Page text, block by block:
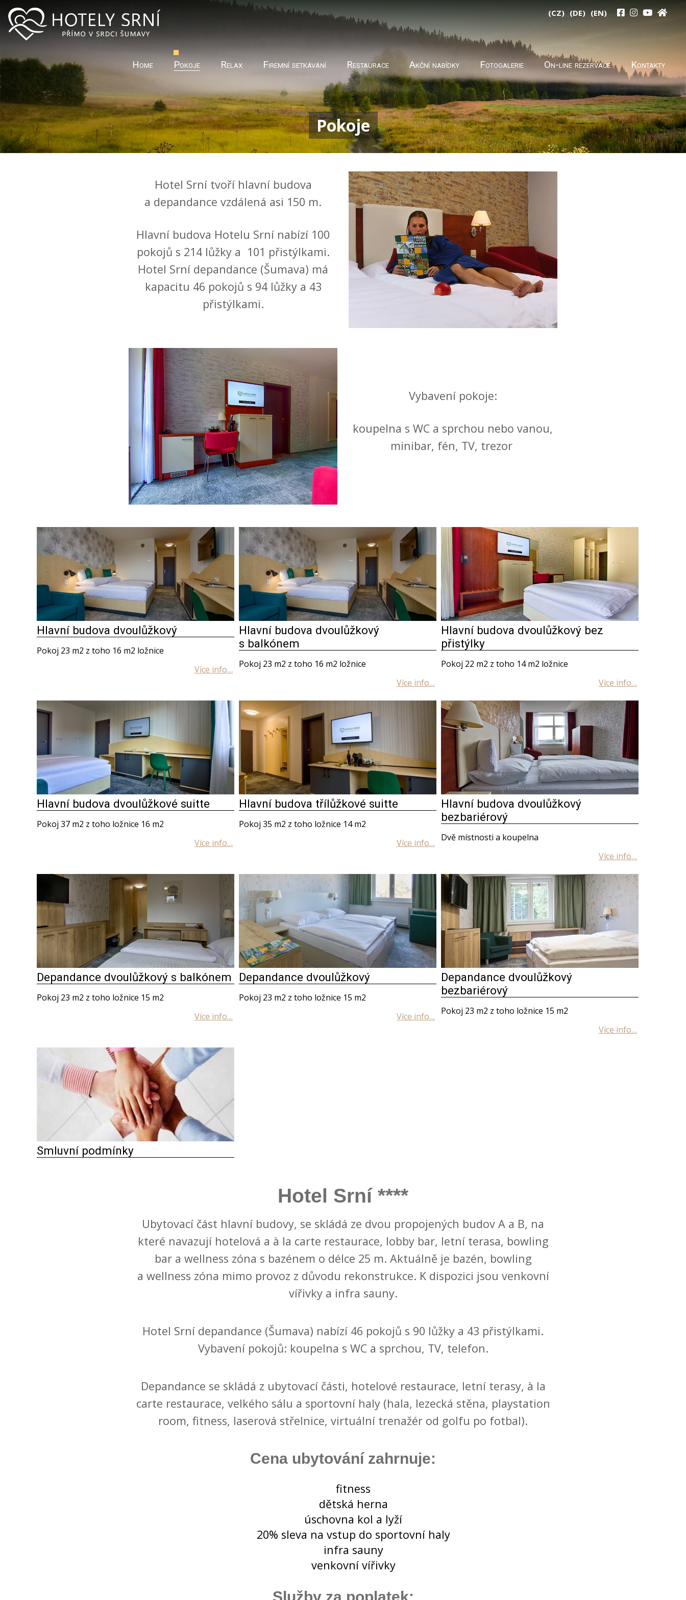
(CZ) (DE) (EN)
Home Pokoje Relax Firemní setkávání Restaurace Akční nabídky Fotogalerie On-line rezervace Kontakty
Pokoje
Hotel Srní tvoří hlavní budova
a depandance vzdálená asi 150 m.
Hlavní budova Hotelu Srní nabízí 100
pokojů s 214 lůžky a 101 přistýlkami.
Hotel Srní depandance (Šumava) má
kapacitu 46 pokojů s 94 lůžky a 43
přistýlkami.
Vybavení pokoje:
koupelna s WC a sprchou nebo vanou,
minibar, fén, TV, trezor
Hlavní budova dvoulůžkový
Pokoj 23 m2 z toho 16 m2 ložnice
Hlavní budova dvoulůžkový
s balkónem
Pokoj 23 m2 z toho 16 m2 ložnice
Hlavní budova dvoulůžkový bez
přistýlky
Pokoj 22 m2 z toho 14 m2 ložnice
Hlavní budova dvoulůžkové suitte
Pokoj 37 m2 z toho ložnice 16 m2
Hlavní budova třílůžkové suitte
Pokoj 35 m2 z toho ložnice 14 m2
Hlavní budova dvoulůžkový
bezbariérový
Dvě místnosti a koupelna
Depandance dvoulůžkový s balkónem
Pokoj 23 m2 z toho ložnice 15 m2
Depandance dvoulůžkový
Pokoj 23 m2 z toho ložnice 15 m2
Depandance dvoulůžkový
bezbariérový
Pokoj 23 m2 z toho ložnice 15 m2
Smluvní podmínky
Hotel Srní ****
Ubytovací část hlavní budovy, se skládá ze dvou propojených budov A a B, na
které navazují hotelová a à la carte restaurace, lobby bar, letní terasa, bowling
bar a wellness zóna s bazénem o délce 25 m. Aktuálně je bazén, bowling
a wellness zóna mimo provoz z důvodu rekonstrukce. K dispozici jsou venkovní
vířivky a infra sauny.
Hotel Srní depandance (Šumava) nabízí 46 pokojů s 90 lůžky a 43 přistýlkami.
Vybavení pokojů: koupelna s WC a sprchou, TV, telefon.
Depandance se skládá z ubytovací části, hotelové restaurace, letní terasy, à la
carte restaurace, velkého sálu a sportovní haly (hala, lezecká stěna, playstation
room, fitness, laserová střelnice, virtuální trenažér od golfu po fotbal).
Cena ubytování zahrnuje:
fitness
dětská herna
úschovna kol a lyží
20% sleva na vstup do sportovní haly
infra sauny
venkovní vířivky
Služby za poplatek: